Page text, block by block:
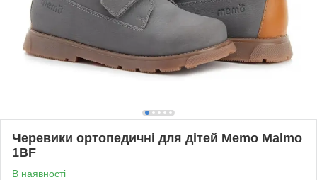
Черевики ортопедичні для дітей Memo Malmo
1BF
В наявності